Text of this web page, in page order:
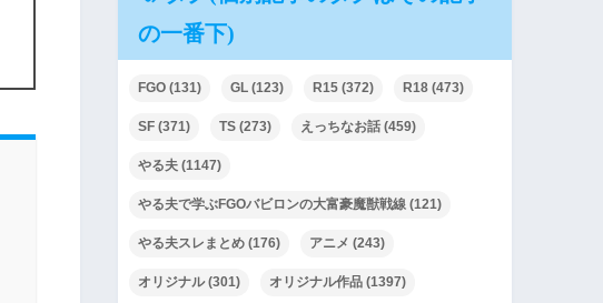
の一番下)
FGO (131) GL (123) R15 (372) R18 (473)
SF (371) TS (273) えっちなお話 (459)
やる夫 (1147)
やる夫で学ぶFGOバビロンの大富豪魔獣戦線 (121)
やる夫スレまとめ (176) アニメ (243)
オリジナル(301) オリジナル作品 (1397)